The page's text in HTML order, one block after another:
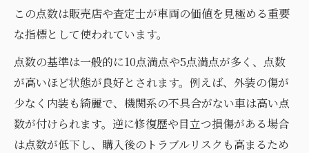
中古車の点数を使った賢い選び方入門
千葉県で中古車選びに失敗しないポイント
千葉県の中古車を比較するチェックポイント
中古車点数で比べる千葉県の選択肢
千葉県で注目したい中古車比較の観点
この点数は販売店や査定士が車両の価値を見極める重要
な指標として使われています。
点数の基準は一般的に10点満点や5点満点が多く、点数
が高いほど状態が良好とされます。例えば、外装の傷が
少なく内装も綺麗で、機関系の不具合がない車は高い点
数が付けられます。逆に修復歴や目立つ損傷がある場合
は点数が低下し、購入後のトラブルリスクも高まるため